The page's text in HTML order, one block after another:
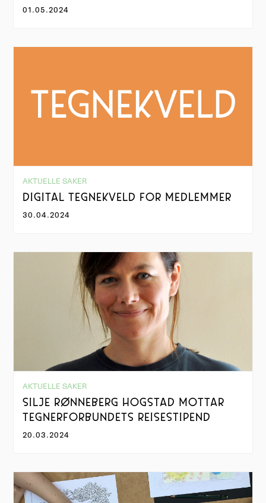
01.05.2024
AKTUELLE SAKER
DIGITAL TEGNEKVELD FOR MEDLEMMER
30.04.2024
AKTUELLE SAKER
SILJE RØNNEBERG HOGSTAD MOTTAR
TEGNERFORBUNDETS REISESTIPEND
20.03.2024